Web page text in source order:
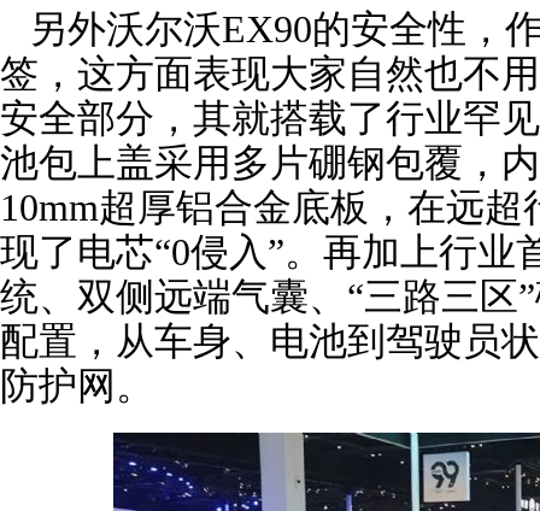
另外沃尔沃EX90的安全性，
签，这方面表现大家自然也不
安全部分，其就搭载了行业罕
池包上盖采用多片硼钢包覆，
10mm超厚铝合金底板，在远
现了电芯“0侵入”。再加上行业
统、双侧远端气囊、“三路三区
配置，从车身、电池到驾驶员
防护网。